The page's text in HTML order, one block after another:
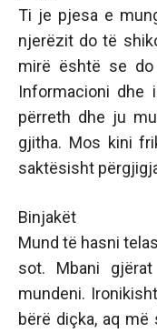
Ti je pjesa e
njerëzit do të
mirë është se do
Informacioni dhe
përreth dhe ju
gjitha. Mos kini
saktësisht
Binjakët
Mund të hasni
sot. Mbani
mundeni.
bërë diçka, aq